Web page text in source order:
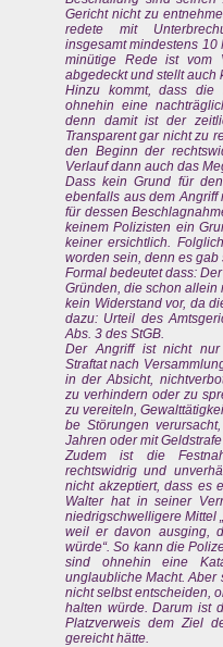
Gericht nicht zu
redete mit
insgesamt mindestens 10
minütige Rede ist vom
abgedeckt und stellt auch
Hinzu kommt, dass die
ohnehin eine
denn damit ist der
Transparent gar nicht zu
den Beginn der
Verlauf dann auch das
Dass kein Grund für
ebenfalls aus dem Angriff
für dessen
keinem Polizisten ein
keiner ersichtlich.
worden sein, denn es gab
Formal bedeutet dass:
Gründen, die schon allein
kein Widerstand vor, da
dazu: Urteil des
Abs. 3 des StGB.
Der Angriff ist nicht nur
Straftat nach
in der Absicht,
zu verhindern oder zu
zu vereiteln,
be Störungen
Jahren oder mit Geldstrafe
Zudem ist die
rechtswidrig und
nicht akzeptiert, dass es
Walter hat in seiner
niedrigschwelligere Mittel
weil er davon ausging,
würde“. So kann die
sind ohnehin eine
unglaubliche Macht. Aber
nicht selbst entscheiden,
halten würde. Darum ist
Platzverweis dem Ziel
gereicht hätte.